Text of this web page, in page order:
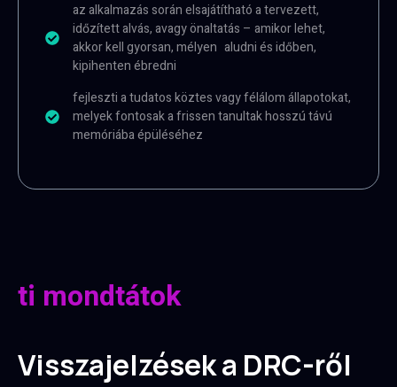
az alkalmazás során elsajátítható a tervezett,
időzített alvás, avagy önaltatás – amikor lehet,
akkor kell gyorsan, mélyen aludni és időben,
kipihenten ébredni
fejleszti a tudatos köztes vagy félálom állapotokat,
melyek fontosak a frissen tanultak hosszú távú
memóriába épüléséhez
ti mondtátok
Visszajelzések a DRC-ről